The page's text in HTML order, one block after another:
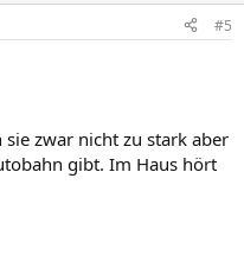
#5
zwar nicht zu stark aber
gibt. Im Haus hört